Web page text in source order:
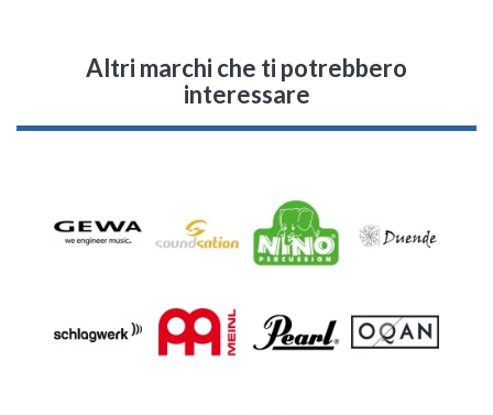
Altri marchi che ti potrebbero
interessare